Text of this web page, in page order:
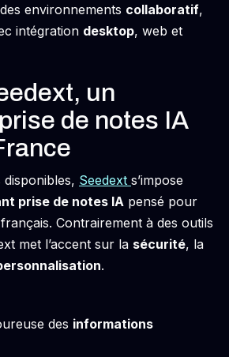
environnements collaboratif,
intégration desktop, web et
un
de notes IA
Seedext s’impose
prise de notes IA pensé pour
Contrairement à des outils
met l’accent sur la sécurité, la
.
des informations